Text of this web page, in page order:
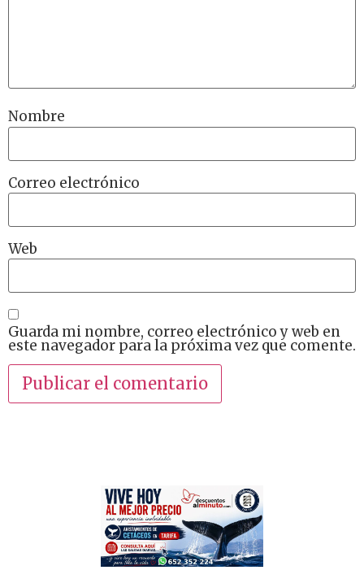
Nombre
Correo electrónico
Web
Guarda mi nombre, correo electrónico y web en
este navegador para la próxima vez que comente.